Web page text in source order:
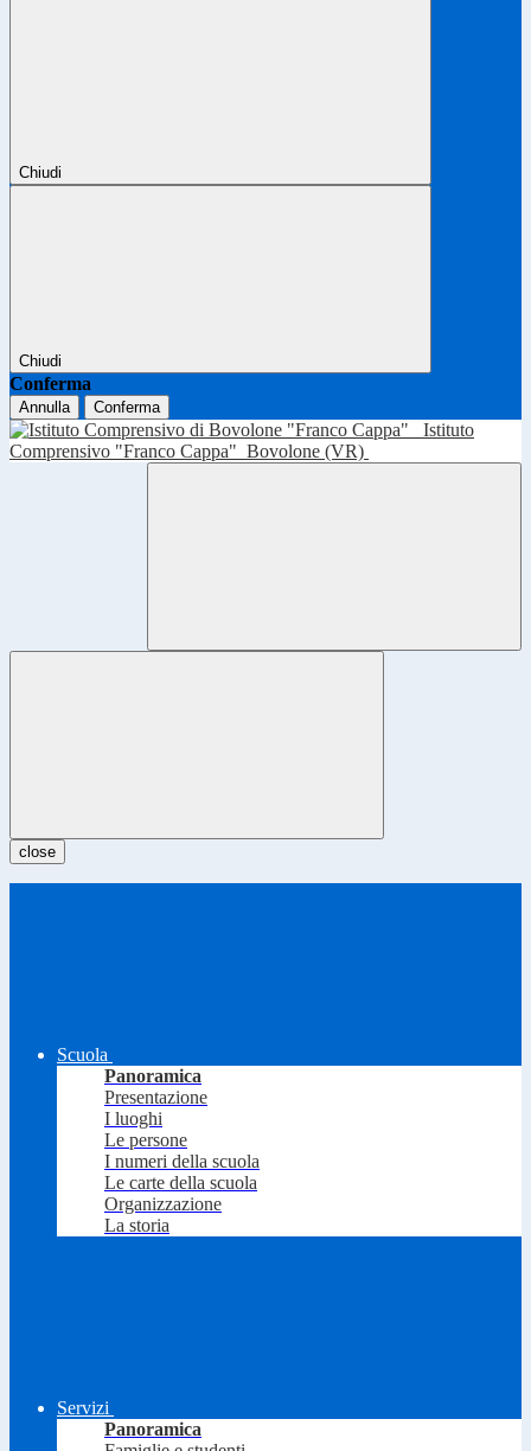
Chiudi
Chiudi
Conferma
Annulla Conferma
Istituto
Comprensivo "Franco Cappa" Bovolone (VR)
close
Scuola
Panoramica
Presentazione
I luoghi
Le persone
I numeri della scuola
Le carte della scuola
Organizzazione
La storia
Servizi
Panoramica